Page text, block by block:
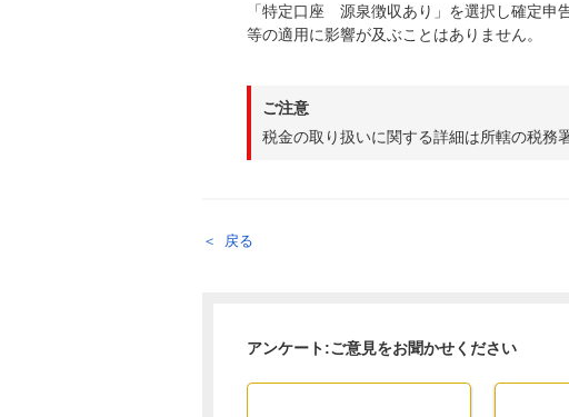
「特定口座 源泉徴収あり」を選択し確定申
等の適用に影響が及ぶことはありません。
ご注意
税金の取り扱いに関する詳細は所轄の税務
戻る
アンケート:ご意見をお聞かせください